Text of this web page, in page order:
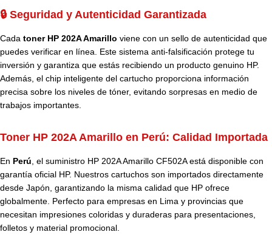
🔒 Seguridad y Autenticidad Garantizada
Cada toner HP 202A Amarillo viene con un sello de autenticidad que
puedes verificar en línea. Este sistema anti-falsificación protege tu
inversión y garantiza que estás recibiendo un producto genuino HP.
Además, el chip inteligente del cartucho proporciona información
precisa sobre los niveles de tóner, evitando sorpresas en medio de
trabajos importantes.
Toner HP 202A Amarillo en Perú: Calidad Importada
En Perú , el suministro HP 202A Amarillo CF502A está disponible con
garantía oficial HP. Nuestros cartuchos son importados directamente
desde Japón, garantizando la misma calidad que HP ofrece
globalmente. Perfecto para empresas en Lima y provincias que
necesitan impresiones coloridas y duraderas para presentaciones,
folletos y material promocional.